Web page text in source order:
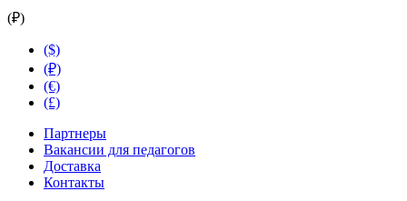
(₽)
($)
(₽)
(€)
(£)
Партнеры
Вакансии для педагогов
Доставка
Контакты